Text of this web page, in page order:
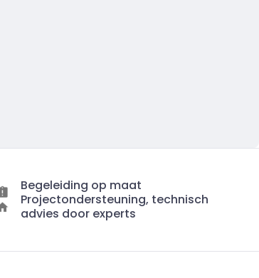
Begeleiding op maat
Projectondersteuning, technisch
advies door experts